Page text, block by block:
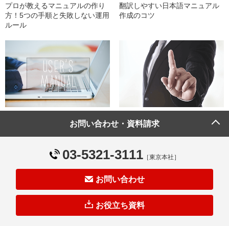
プロが教えるマニュアルの作り
方！5つの手順と失敗しない運用
ルール
翻訳しやすい日本語マニュアル
作成のコツ
ト
お問い合わせ・資料請求
03-5321-3111［東京本社］
お問い合わせ
お役立ち資料